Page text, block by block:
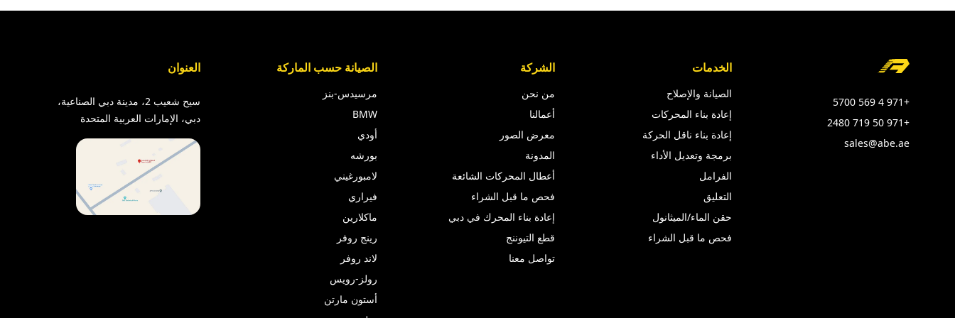
Footer
+971 4 569 5700
+971 50 719 2480
sales@abe.ae
الخدمات
الصيانة والإصلاح
إعادة بناء المحركات
إعادة بناء ناقل الحركة
برمجة وتعديل الأداء
الفرامل
التعليق
حقن الماء/الميثانول
فحص ما قبل الشراء
الشركة
من نحن
أعمالنا
معرض الصور
المدونة
أعطال المحركات الشائعة
فحص ما قبل الشراء
إعادة بناء المحرك في دبي
قطع التيوننج
تواصل معنا
الصيانة حسب الماركة
مرسيدس-بنز
BMW
أودي
بورشه
لامبورغيني
فيراري
ماكلارين
رينج روفر
لاند روفر
رولز-رويس
أستون مارتن
العنوان
سيح شعيب 2، مدينة دبي الصناعية،
دبي، الإمارات العربية المتحدة